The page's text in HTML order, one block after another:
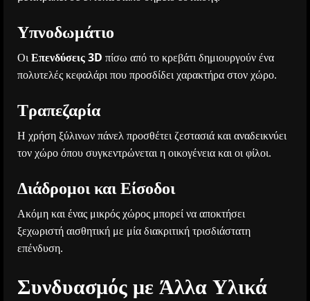
Υπνοδωμάτιο
ΟιΕπενδύσεις 3D πίσω από το κρεβάτι δημιουργούν ένα
πολυτελές κεφαλάρι που προσδίδει χαρακτήρα στον χώρο.
Τραπεζαρία
Η χρήση ξύλινων πάνελ προσθέτει ζεστασιά και αναδεικνύει
τον χώρο όπου συγκεντρώνεται η οικογένεια και οι φίλοι.
Διάδρομοι και Είσοδοι
Ακόμη και ένας μικρός χώρος μπορεί να αποκτήσει
ξεχωριστή αισθητική με μία διακριτική τρισδιάστατη
επένδυση.
Συνδυασμός με Άλλα Υλικά